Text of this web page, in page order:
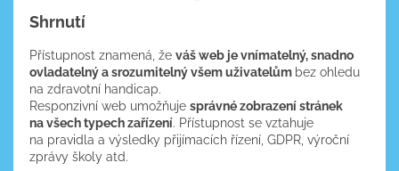
Shrnutí
Přístupnost znamená, že váš web je vnímatelný, snadno
ovladatelný a srozumitelný všem uživatelům bez ohledu
na zdravotní handicap.
Responzivní web umožňuje správné zobrazení stránek
na všech typech zařízení. Přístupnost se vztahuje
na pravidla a výsledky přijímacích řízení, GDPR, výroční
zprávy školy atd.